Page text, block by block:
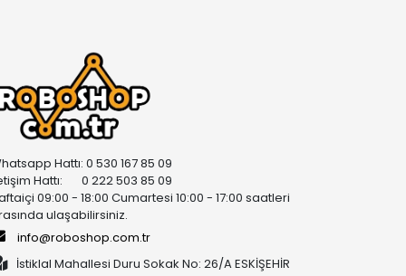
Hattı: 0 530 167 85 09
Hattı: 0 222 503 85 09
09:00 - 18:00 Cumartesi 10:00 - 17:00 saatleri
ulaşabilirsiniz.
info@roboshop.com.tr
İstiklal Mahallesi Duru Sokak No: 26/A ESKİŞEHİR